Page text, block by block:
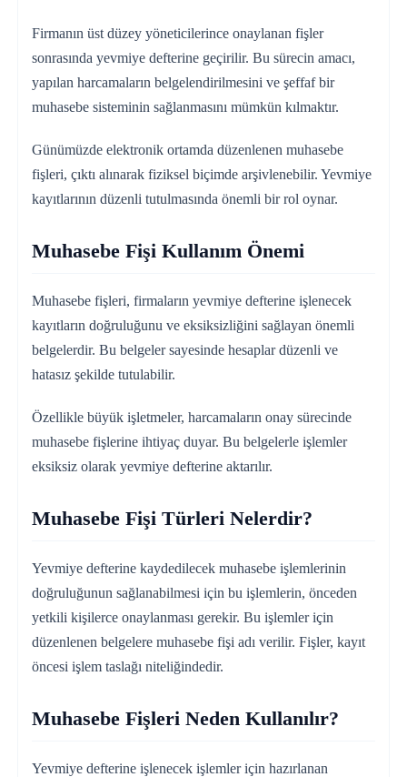
Firmanın üst düzey yöneticilerince onaylanan fişler
sonrasında yevmiye defterine geçirilir. Bu sürecin amacı,
yapılan harcamaların belgelendirilmesini ve şeffaf bir
muhasebe sisteminin sağlanmasını mümkün kılmaktır.
Günümüzde elektronik ortamda düzenlenen muhasebe
fişleri, çıktı alınarak fiziksel biçimde arşivlenebilir. Yevmiye
kayıtlarının düzenli tutulmasında önemli bir rol oynar.
Muhasebe Fişi Kullanım Önemi
Muhasebe fişleri, firmaların yevmiye defterine işlenecek
kayıtların doğruluğunu ve eksiksizliğini sağlayan önemli
belgelerdir. Bu belgeler sayesinde hesaplar düzenli ve
hatasız şekilde tutulabilir.
Özellikle büyük işletmeler, harcamaların onay sürecinde
muhasebe fişlerine ihtiyaç duyar. Bu belgelerle işlemler
eksiksiz olarak yevmiye defterine aktarılır.
Muhasebe Fişi Türleri Nelerdir?
Yevmiye defterine kaydedilecek muhasebe işlemlerinin
doğruluğunun sağlanabilmesi için bu işlemlerin, önceden
yetkili kişilerce onaylanması gerekir. Bu işlemler için
düzenlenen belgelere muhasebe fişi adı verilir. Fişler, kayıt
öncesi işlem taslağı niteliğindedir.
Muhasebe Fişleri Neden Kullanılır?
Yevmiye defterine işlenecek işlemler için hazırlanan